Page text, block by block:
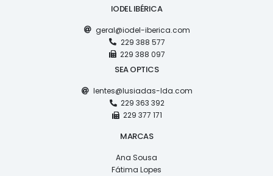
IODEL IBÉRICA
geral@iodel-iberica.com
229 388 577
229 388 097
SEA OPTICS
lentes@lusiadas-lda.com
229 363 392
229 377 171
MARCAS
Ana Sousa
Fátima Lopes